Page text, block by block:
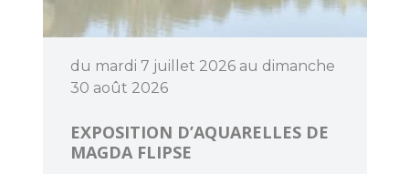
en Centre
Randonnée,
du mardi 7 juillet 2026 au dimanche
30 août 2026
EXPOSITION D’AQUARELLES DE
MAGDA FLIPSE